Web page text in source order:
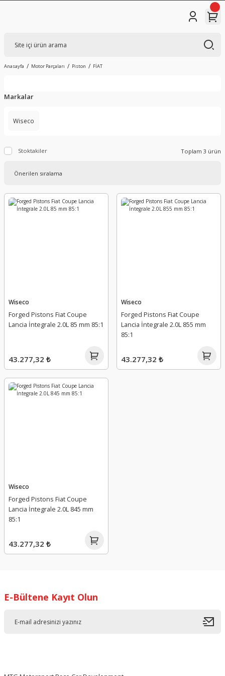
Anasayfa Motor Parçaları Piston FİAT
Markalar
Wiseco
Stoktakiler Toplam 3 ürün
Wiseco
Forged Pistons Fiat Coupe
Lancia İntegrale 2.0L 85 mm 85:1
43.277,32 ₺
Wiseco
Forged Pistons Fiat Coupe
Lancia İntegrale 2.0L 855 mm
85:1
43.277,32 ₺
Wiseco
Forged Pistons Fiat Coupe
Lancia İntegrale 2.0L 845 mm
85:1
43.277,32 ₺
E-Bültene Kayıt Olun